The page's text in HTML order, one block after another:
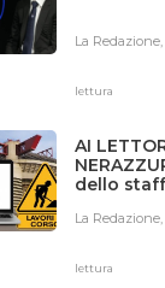
La
lettura
AI
dello
La
lettura